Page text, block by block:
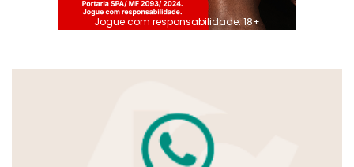
Jogue com responsabilidade. 18+